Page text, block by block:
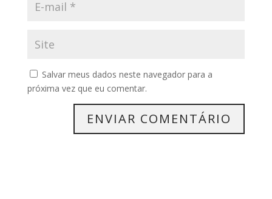
Salvar meus dados neste navegador para a
próxima vez que eu comentar.